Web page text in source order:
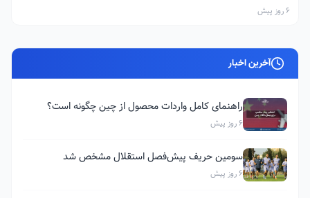
6 روز پیش
آخرین اخبار
راهنمای کامل واردات محصول از چین چگونه است؟
6 روز پیش
سومین حریف پیش‌فصل استقلال مشخص شد
6 روز پیش